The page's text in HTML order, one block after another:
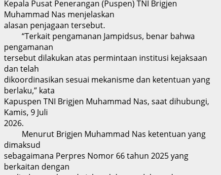
Kepala Pusat Penerangan (Puspen) TNI Brigjen
Muhammad Nas menjelaskan
alasan penjagaan tersebut.
“Terkait pengamanan Jampidsus, benar bahwa
pengamanan
tersebut dilakukan atas permintaan institusi kejaksaan
dan telah
dikoordinasikan sesuai mekanisme dan ketentuan yang
berlaku,” kata
Kapuspen TNI Brigjen Muhammad Nas, saat dihubungi,
Kamis, 9 Juli
2026.
Menurut Brigjen Muhammad Nas ketentuan yang
dimaksud
sebagaimana Perpres Nomor 66 tahun 2025 yang
berkaitan dengan